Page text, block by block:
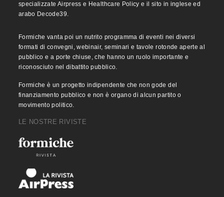
specializzate Airpress e Healthcare Policy e il sito in inglese ed
arabo Decode39.
Formiche vanta poi un nutrito programma di eventi nei diversi
formati di convegni, webinair, seminari e tavole rotonde aperte al
pubblico e a porte chiuse, che hanno un ruolo importante e
riconosciuto nel dibattito pubblico.
Formiche è un progetto indipendente che non gode del
finanziamento pubblico e non è organo di alcun partito o
movimento politico.
LE NOSTRE RIVISTE